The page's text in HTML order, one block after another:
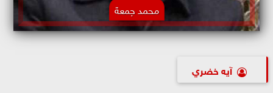
محمد جمعة
آيه خضري